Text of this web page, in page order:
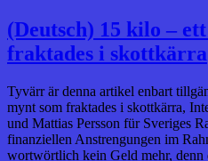
(Deutsch) 15 kilo –
fraktades i skottkärra
Tyvärr är denna artikel enbart
mynt som fraktades i skottkärra,
und Mattias Persson für Sveriges
finanziellen Anstrengungen im
wortwörtlich kein Geld mehr, denn